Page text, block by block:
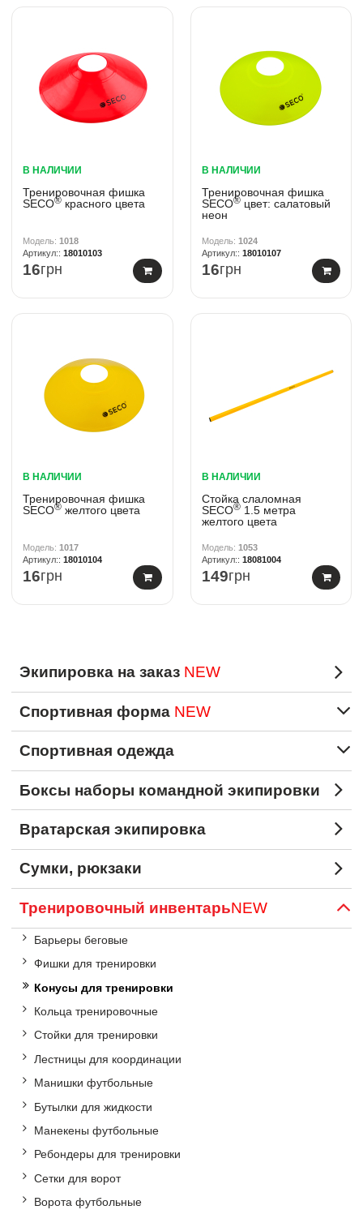
В НАЛИЧИИ
Тренировочная фишка
SECO® красного цвета
1018
18010103
16грн
В НАЛИЧИИ
Тренировочная фишка
SECO®цвет: салатовый
неон
1024
18010107
16грн
В НАЛИЧИИ
Тренировочная фишка
SECO® желтого цвета
1017
18010104
16грн
В НАЛИЧИИ
Стойка слаломная
SECO®1.5 метра
желтого цвета
1053
18081004
149грн
Экипировка на заказ NEW
Спортивная форма NEW
Спортивная одежда
Боксы наборы командной экипировки
Вратарская экипировка
Сумки, рюкзаки
Тренировочный инвентарьNEW
Барьеры беговые
Фишки для тренировки
Конусы для тренировки
Кольца тренировочные
Стойки для тренировки
Лестницы для координации
Манишки футбольные
Бутылки для жидкости
Манекены футбольные
Ребондеры для тренировки
Сетки для ворот
Ворота футбольные